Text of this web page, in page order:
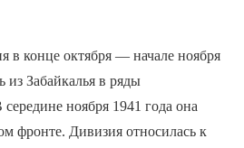
в конце октября — начале ноября
из Забайкалья в ряды
ноября 1941 года она
фронте. Дивизия относилась к